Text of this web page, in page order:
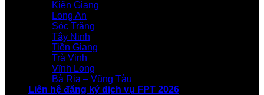
Kiên Giang
Long An
Sóc Trăng
Tây Ninh
Tiền Giang
Trà Vinh
Vĩnh Long
Bà Rịa – Vũng Tàu
Liên hệ đăng ký dịch vụ FPT 2026